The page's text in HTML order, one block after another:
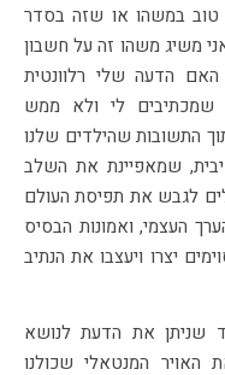
טוב במשהו או שזה בסדר
משיג משהו זה על חשבון
הדעה שלי רלוונטית
שמכתיבים לי ולא ממש
התשובות שהילדים שלנו
שמאפיינת את השלב
לגבש את תפיסת העולם
העצמי, ואמונות הבסיס
יצרו ויעצבו את הנתיב
שניתן את הדעת לנושא
האויר המנטאלי שכולנו